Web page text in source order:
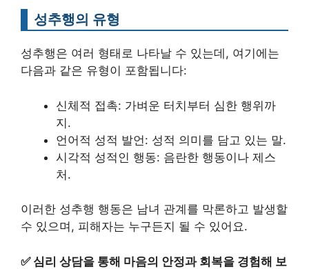
성추행의 유형
성추행은 여러 형태로 나타날 수 있는데, 여기에는
다음과 같은 유형이 포함됩니다:
신체적 접촉: 가벼운 터치부터 심한 행위까
지.
언어적 성적 발언: 성적 의미를 담고 있는 말.
시각적 성적인 행동: 음란한 행동이나 제스
처.
이러한 성추행 행동은 남녀 관계를 막론하고 발생할
수 있으며, 피해자는 누구든지 될 수 있어요.
✅ 심리 상담을 통해 마음의 안정과 회복을 경험해 보